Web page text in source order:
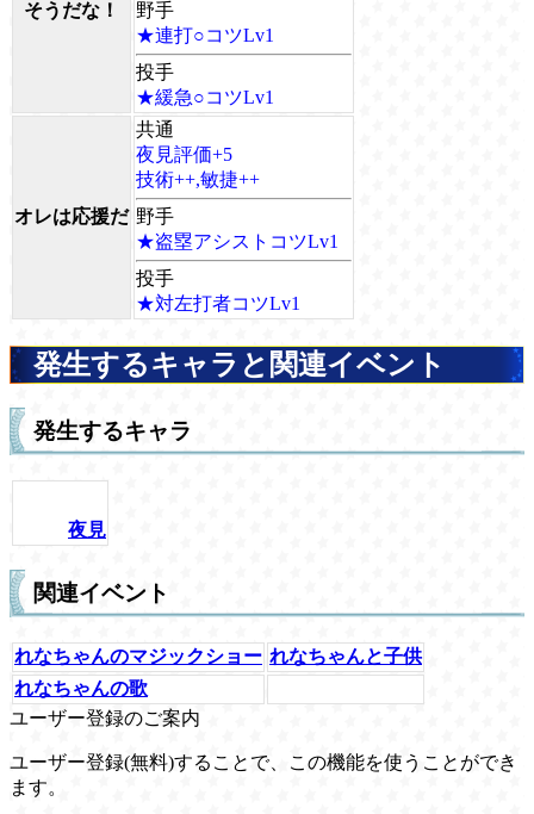
そうだな！
野手
★連打○コツLv1
投手
★緩急○コツLv1
オレは応援だ
共通
夜見評価+5
技術++,敏捷++
野手
★盗塁アシストコツLv1
投手
★対左打者コツLv1
発生するキャラと関連イベント
発生するキャラ
夜見
関連イベント
れなちゃんのマジックショー れなちゃんと子供
れなちゃんの歌
ユーザー登録のご案内
ユーザー登録(無料)することで、この機能を使うことができ
ます。